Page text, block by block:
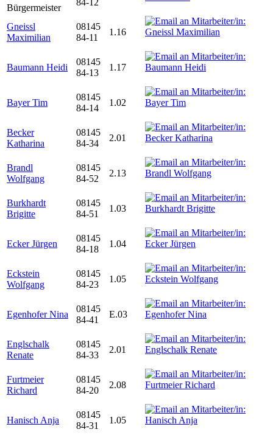
Bürgermeister
84-12
Gneissl
Maximilian
08145
84-11
1.16
Baumann Heidi
08145
84-13
1.17
Bayer Tim
08145
84-14
1.02
Becker
Katharina
08145
84-34
2.01
Brandl
Wolfgang
08145
84-52
2.13
Burkhardt
Brigitte
08145
84-51
1.03
Ecker Jürgen
08145
84-18
1.04
Eckstein
Wolfgang
08145
84-23
1.05
Egenhofer Nina
08145
84-41
E.03
Englschalk
Renate
08145
84-33
2.01
Furtmeier
Richard
08145
84-20
2.08
Hanisch Anja
08145
84-31
1.05